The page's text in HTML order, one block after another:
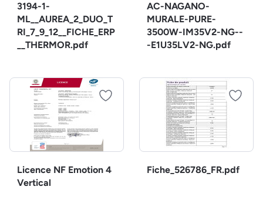
3194-1-
ML__AUREA_2_DUO_T
RI_7_9_12__FICHE_ERP
__THERMOR.pdf
AC-NAGANO-
MURALE-PURE-
3500W-IM35V2-NG--
-E1U35LV2-NG.pdf
Licence NF Emotion 4
Vertical
Fiche_526786_FR.pdf